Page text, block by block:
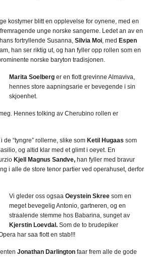
kostymer blitt en opplevelse for oynene, med en
unge norske sangerne. Ledet an av en
fortryllende Susanna, Silvia Moi, med Espen
han ser riktig ut, og han fyller opp rollen som en
norske baryton tradisjonen.
Marita Soelberg er en flott grevinne Almaviva,
hennes store aapningsarie er bevegende i sin
skjoenhet.
Hennes tolking av Cherubino rollen er
“tyngre” rollerne, slike som Ketil Hugaas som
og altid klar med et glimt i oeyet. En
Kjell Magnus Sandve, han fyller med bravur
i alle de store tenor partier ved operahuset, derfor
Vi gleder oss ogsaa Oeystein Skree som en
meget bevegelig Antonio, gartneren, og en
straalende stemme hos Babarina, sunget av
Kjerstin Loevdal. Som de to brudepiker
har saa flott en stab!!!
Jonathan Darlington faar frem alle de gode